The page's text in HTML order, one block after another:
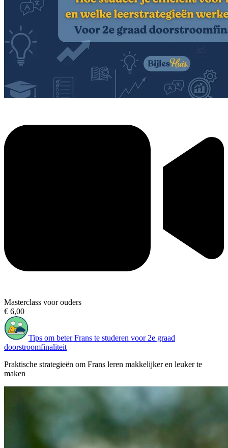
Masterclass voor ouders
€ 6,00
Tips om beter Frans te studeren voor 2e graad
doorstroomfinaliteit
Praktische strategieën om Frans leren makkelijker en leuker te
maken